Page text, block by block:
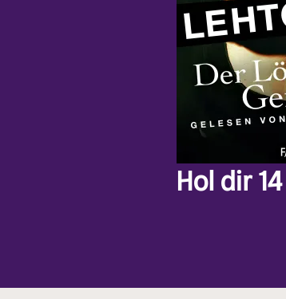
Hol dir